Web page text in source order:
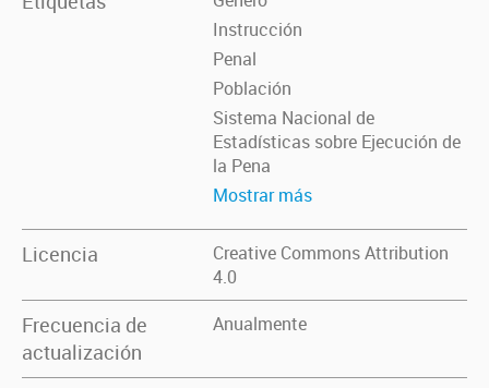
Instrucción
Penal
Población
Sistema Nacional de
Estadísticas sobre Ejecución de
la Pena
Mostrar más
Licencia
Creative Commons Attribution
4.0
Frecuencia de
actualización
Anualmente